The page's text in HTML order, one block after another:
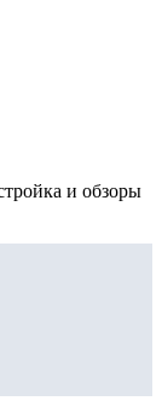
и обзоры